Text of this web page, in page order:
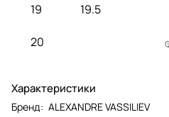
19 19.5
20
Характеристики
Бренд: ALEXANDRE VASSILIEV